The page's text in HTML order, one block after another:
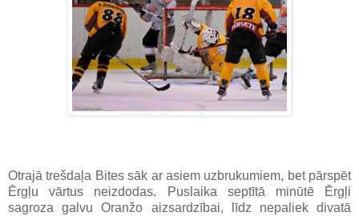
Otrajā trešdaļa Bites sāk ar asiem uzbrukumiem, bet pārspēt
Ērgļu vārtus neizdodas. Puslaika septītā minūtē Ērgļi
sagroza galvu Oranžo aizsardzībai, līdz nepaliek divatā